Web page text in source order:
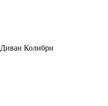
Диван Колибри